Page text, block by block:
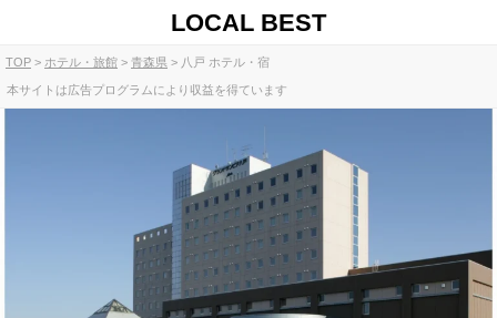
LOCAL BEST
TOP ホテル・旅館 青森県 八戸 ホテル・宿
本サイトは広告プログラムにより収益を得ています